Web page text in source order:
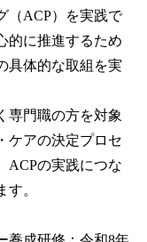
（ACP）を実践で
的に推進するため
具体的な取組を実
専門職の方を対象
ケアの決定プロセ
ACPの実践につな
。